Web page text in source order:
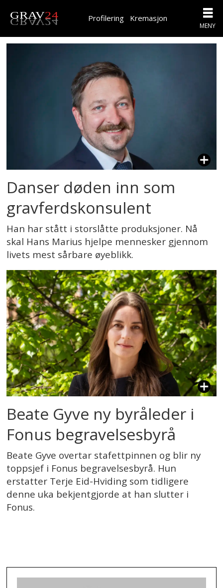
Profilering Kremasjon
Danser døden inn som
gravferdskonsulent
Han har stått i storslåtte produksjoner. Nå
skal Hans Marius hjelpe mennesker gjennom
livets mest sårbare øyeblikk.
Beate Gyve ny byråleder i
Fonus begravelsesbyrå
Beate Gyve overtar stafettpinnen og blir ny
toppsjef i Fonus begravelsesbyrå. Hun
erstatter Terje Eid-Hviding som tidligere
denne uka bekjentgjorde at han slutter i
Fonus.